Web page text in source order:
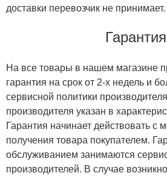
доставки перевозчик не принимает.
Гарантия
На все товары в нашем магазине
гарантия на срок от 2-х недель и
сервисной политики
производителя указан в
Гарантия начинает действовать с
получения товара покупателем.
обслуживанием занимаются
производителей. В случае